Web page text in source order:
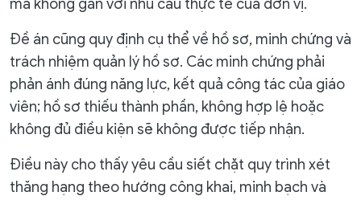
mà không gắn với nhu cầu thực tế của đơn vị.
Đề án cũng quy định cụ thể về hồ sơ, minh chứng và
trách nhiệm quản lý hồ sơ. Các minh chứng phải
phản ánh đúng năng lực, kết quả công tác của giáo
viên; hồ sơ thiếu thành phần, không hợp lệ hoặc
không đủ điều kiện sẽ không được tiếp nhận.
Điều này cho thấy yêu cầu siết chặt quy trình xét
thăng hạng theo hướng công khai, minh bạch và